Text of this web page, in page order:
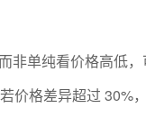
非单纯看价格高低，
价格差异超过 30%